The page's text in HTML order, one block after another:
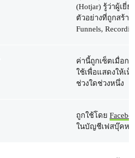
(Hotjar) รู้ว่าผู้เยี่
ตัวอย่างที่ถูกสร้าง
Funnels,
ค่านี้ถูกเซ็ตเมื่อก
ใช้เพื่อแสดงให้เ
ช่วงใดช่วงหนึ่ง
ถูกใช้โดย
ในบัญชีเฟสบุ๊คห